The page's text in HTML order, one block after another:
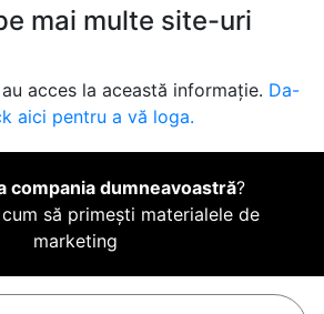
mai multe site-uri
acces la această informație. Da-
aici pentru a vă loga.
compania dumneavoastră?
să primești materialele de
marketing